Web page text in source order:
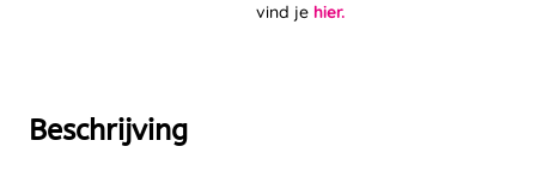
Beschrijving
vind je hier.